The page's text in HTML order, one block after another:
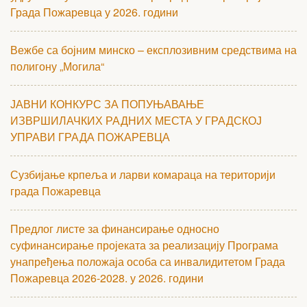
Града Пожаревца у 2026. години
Вежбе са бојним минско – експлозивним средствима на
полигону „Могила“
ЈАВНИ КОНКУРС ЗА ПОПУЊАВАЊЕ
ИЗВРШИЛАЧКИХ РАДНИХ МЕСТА У ГРАДСКОЈ
УПРАВИ ГРАДА ПОЖАРЕВЦА
Сузбијање крпеља и ларви комараца на територији
града Пожаревца
Предлог листе за финансирање односно
суфинансирање пројеката за реализацију Програма
унапређења положаја особа са инвалидитетом Града
Пожаревца 2026-2028. у 2026. години